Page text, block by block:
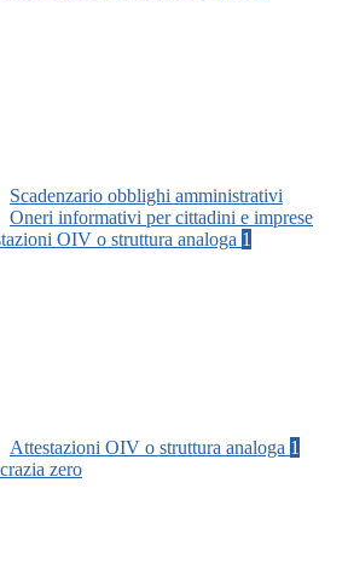
Scadenzario obblighi amministrativi
Oneri informativi per cittadini e imprese
OIV o struttura analoga 1
Attestazioni OIV o struttura analoga 1
zero